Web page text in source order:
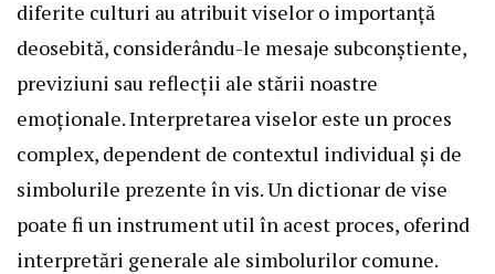
diferite culturi au atribuit viselor o importanță
deosebită, considerându-le mesaje subconștiente,
previziuni sau reflecții ale stării noastre
emoționale. Interpretarea viselor este un proces
complex, dependent de contextul individual și de
simbolurile prezente în vis. Un dictionar de vise
poate fi un instrument util în acest proces, oferind
interpretări generale ale simbolurilor comune.